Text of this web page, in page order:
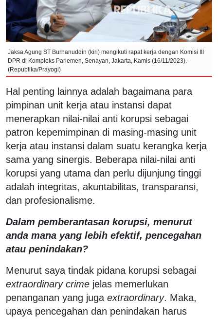
Jaksa Agung ST Burhanuddin (kiri) mengikuti rapat kerja dengan Komisi III
DPR di Kompleks Parlemen, Senayan, Jakarta, Kamis (16/11/2023). -
(Republika/Prayogi)
Hal penting lainnya adalah bagaimana para
pimpinan unit kerja atau instansi dapat
menerapkan nilai-nilai anti korupsi sebagai
patron kepemimpinan di masing-masing unit
kerja atau instansi dalam suatu kerangka kerja
sama yang sinergis. Beberapa nilai-nilai anti
korupsi yang utama dan perlu dijunjung tinggi
adalah integritas, akuntabilitas, transparansi,
dan profesionalisme.
Dalam pemberantasan korupsi, menurut
anda mana yang lebih efektif, pencegahan
atau penindakan?
Menurut saya tindak pidana korupsi sebagai
extraordinary crime jelas memerlukan
penanganan yang juga extraordinary. Maka,
upaya pencegahan dan penindakan harus